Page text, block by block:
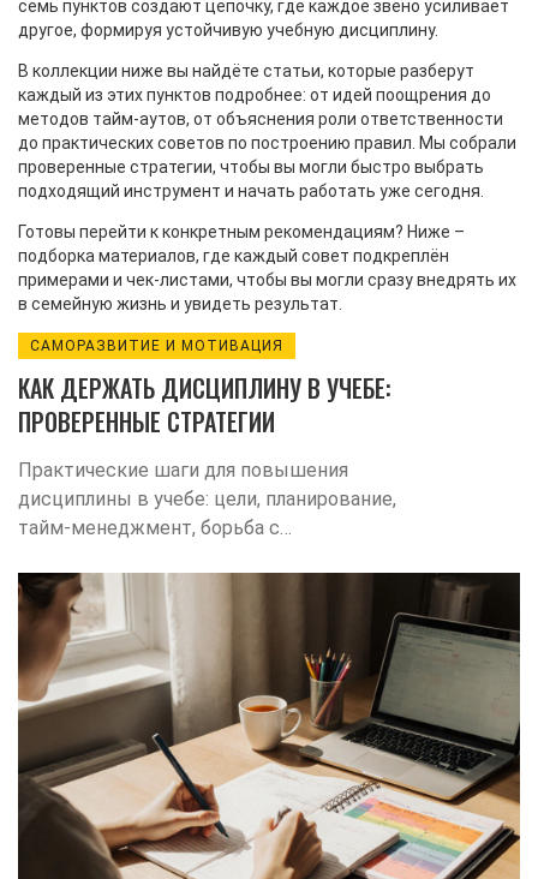
семь пунктов создают цепочку, где каждое звено усиливает
другое, формируя устойчивую учебную дисциплину.
В коллекции ниже вы найдёте статьи, которые разберут
каждый из этих пунктов подробнее: от идей поощрения до
методов тайм‑аутов, от объяснения роли ответственности
до практических советов по построению правил. Мы собрали
проверенные стратегии, чтобы вы могли быстро выбрать
подходящий инструмент и начать работать уже сегодня.
Готовы перейти к конкретным рекомендациям? Ниже –
подборка материалов, где каждый совет подкреплён
примерами и чек‑листами, чтобы вы могли сразу внедрять их
в семейную жизнь и увидеть результат.
САМОРАЗВИТИЕ И МОТИВАЦИЯ
КАК ДЕРЖАТЬ ДИСЦИПЛИНУ В УЧЕБЕ:
ПРОВЕРЕННЫЕ СТРАТЕГИИ
Практические шаги для повышения
дисциплины в учебе: цели, планирование,
тайм‑менеджмент, борьба с